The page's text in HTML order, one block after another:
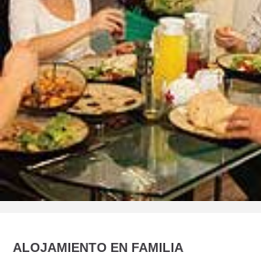
ALOJAMIENTO EN FAMILIA